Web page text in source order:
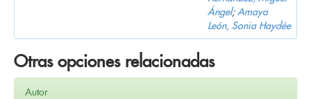
Ángel; Amaya
León, Sonia Haydée
Otras opciones relacionadas
Autor